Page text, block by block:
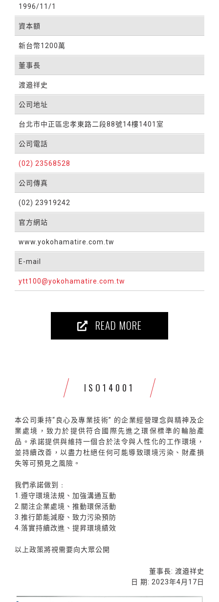
1996/11/1
資本額
新台幣1200萬
董事長
渡邉祥史
公司地址
台北市中正區忠孝東路二段88號14樓1401室
公司電話
(02) 23568528
公司傳真
(02) 23919242
官方網站
www.yokohamatire.com.tw
E-mail
ytt100@yokohamatire.com.tw
READ MORE
ISO14001
本公司秉持“良心及專業技術” 的企業經營理念與精神及企
業處境，致力於提供符合國際先進之環保標準的輪胎產
品。承諾提供與維持一個合於法令與人性化的工作環境，
並持續改善，以盡力杜絕任何可能導致環境污染、財產損
失等可預見之風險。
我們承諾做到﹕
1.遵守環境法規、加強溝通互動
2.關注企業處境、推動環保活動
3.推行節能減廢、致力污染預防
4.落實持續改進、提昇環境績效
以上政策將視需要向大眾公開
董事長: 渡邉祥史
日 期: 2023年4月17日